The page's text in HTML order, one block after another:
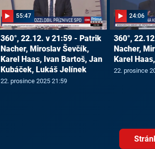
55:47
360°, 22.12. v 21:59 - Patrik
Nacher, Miroslav Ševčík,
Karel Haas, Ivan Bartoš, Jan
Kubáček, Lukáš Jelínek
22. prosince 2025 21:59
24:06
360°,
Nacher,
Karel
22. prosince